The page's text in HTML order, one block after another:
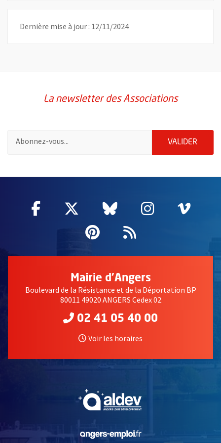
Dernière mise à jour : 12/11/2024
La newsletter des Associations
VALIDER
Facebook
, Ouvre une nouvelle fenêtre
Twitter
, Ouvre une nouvelle
Bluesky
, Ouvre une
Instagram
, Ouvre
,
Pinterest
, Ouvre une
Flux RSS
Mairie d'Angers
Boulevard de la Résistance et de la Déportation BP
80011 49020 ANGERS Cedex 02
02 41 05 40 00
Voir les horaires